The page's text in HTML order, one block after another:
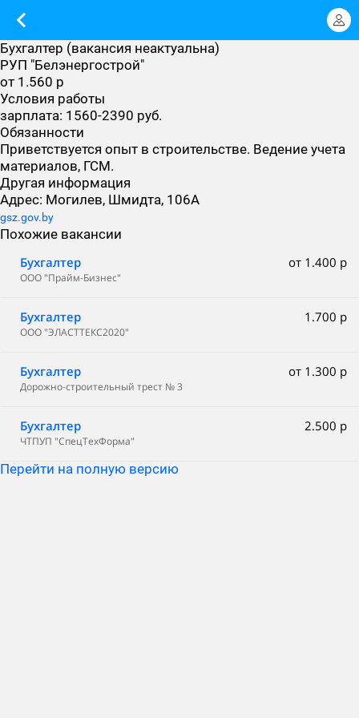
Бухгалтер (вакансия неактуальна)
РУП "Белэнергострой"
от 1.560 р
Условия работы
зарплата: 1560-2390 руб.
Обязанности
Приветствуется опыт в строительстве. Ведение учета
материалов, ГСМ.
Другая информация
Адрес: Могилев, Шмидта, 106А
gsz.gov.by
Похожие вакансии
Бухгалтер
ООО "Прайм-Бизнес"
от 1.400 р
Бухгалтер
ООО "ЭЛАСТТЕКС2020"
1.700 р
Бухгалтер
Дорожно-строительный трест № 3
от 1.300 р
Бухгалтер
ЧТПУП "СпецТехФорма"
2.500 р
Перейти на полную версию